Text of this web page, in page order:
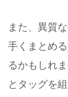
また、異質
手くまとめ
るかもしれ
とタッグを